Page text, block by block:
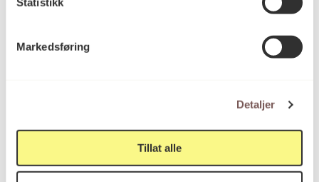
Markedsføring
Detaljer
Tillat alle
inngang Løkkeveien,
Viktig info